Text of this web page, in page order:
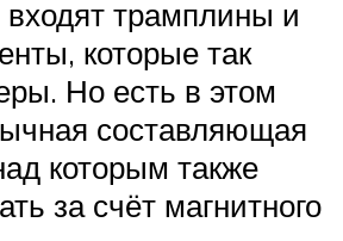
входят трамплины и
которые так
Но есть в этом
составляющая
которым также
за счёт магнитного